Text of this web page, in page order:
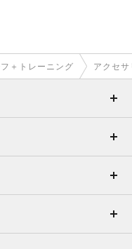
＋トレーニング アクセサ